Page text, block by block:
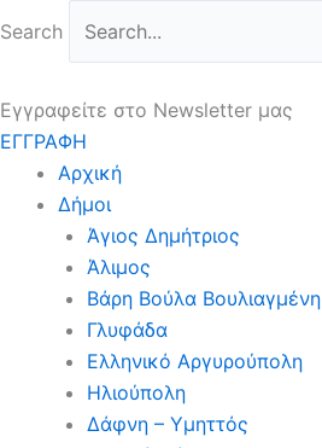
στο
Search
Εγγραφείτε στο Newsletter μας
ΕΓΓΡΑΦΗ
Αρχική
Δήμοι
Άγιος Δημήτριος
Άλιμος
Βάρη Βούλα Βουλιαγμένη
Γλυφάδα
Ελληνικό Αργυρούπολη
Ηλιούπολη
Δάφνη – Υμηττός